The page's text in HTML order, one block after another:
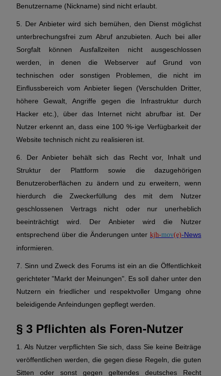
Benutzername (Nickname) sind nicht erlaubt.
5. Der Anbieter wird sich bemühen, den Dienst möglichst
unterbrechungsfrei zum Abruf anzubieten. Auch bei aller
Sorgfalt können Ausfallzeiten nicht ausgeschlossen
werden, in denen die Webserver auf Grund von
technischen oder sonstigen Problemen, die nicht im
Einflussbereich vom Anbieter liegen (Verschulden Dritter,
höhere Gewalt, Angriffe gegen die Infrastruktur durch
Hacker etc.), über das Internet nicht abrufbar ist. Der
Nutzer erkennt an, dass eine 100 %-ige Verfügbarkeit der
Website technisch nicht zu realisieren ist.
6. Der Anbieter behält sich das Recht vor, Inhalt und
Struktur der Plattform sowie die dazugehörigen
Benutzeroberflächen zu ändern und zu erweitern, wenn
hierdurch die Zweckerfüllung des mit dem Nutzer
geschlossenen Vertrags nicht oder nur unerheblich
beeinträchtigt wird. Der Anbieter wird die Nutzer
entsprechend über die Änderungen unter kjh-mov(e)-News
informieren.
7. Sinn und Zweck des Forums ist ein an die Öffentlichkeit
gerichteter "Markt der Meinungen". Es soll daher unter den
Nutzern ein friedlicher und respektvoller Umgang ohne
beleidigende Anfeindungen gepflegt werden.
§ 3 Pflichten als Foren-Nutzer
1. Als Nutzer verpflichten Sie sich, dass Sie keine Beiträge
veröffentlichen werden, die gegen diese Regeln, die guten
Sitten oder sonst gegen geltendes deutsches Recht